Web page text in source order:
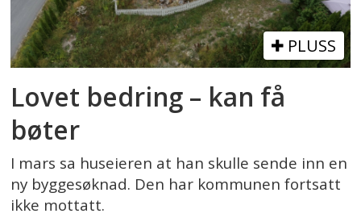
PLUSS
Lovet bedring – kan få
bøter
I mars sa huseieren at han skulle sende inn en
ny byggesøknad. Den har kommunen fortsatt
ikke mottatt.